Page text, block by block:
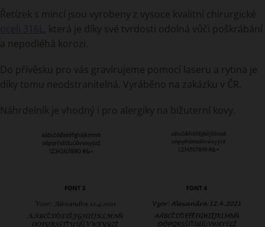
Řetízek s mincí jsou vyrobeny z vysoce kvalitní chirurgické
, která je díky své tvrdosti odolná vůči poškrábání
a nepodléhá korozi.
Do přívěsku pro vás gravírujeme pomocí laseru a rytina je
díky tomu neodstranitelná. Vyráběno na zakázku v ČR.
Náhrdelník je vhodný i pro alergiky na bižuterní kovy.